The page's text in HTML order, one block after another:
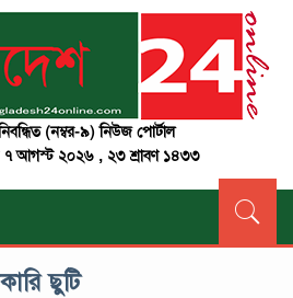
(নম্বর-৯) নিউজ পোর্টাল
৭ আগস্ট ২০২৬ , ২৩ শ্রাবণ ১৪৩৩
ছুটি